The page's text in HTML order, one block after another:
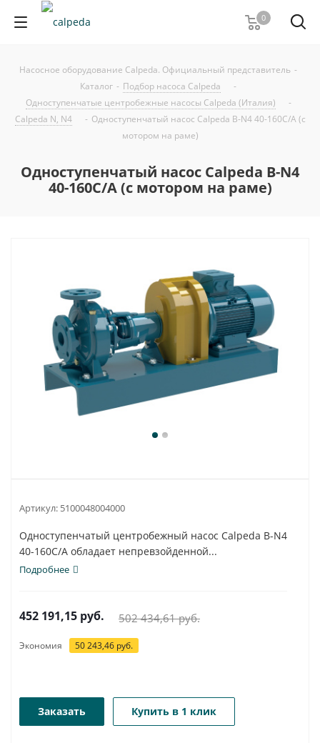
0
Насосное оборудование Calpeda. Официальный представитель -
Каталог - Подбор насоса Calpeda
-
Одноступенчатые центробежные насосы Calpeda (Италия)
-
Calpeda N, N4
- Одноступенчатый насос Calpeda B-N4 40-160C/A (с
мотором на раме)
Одноступенчатый насос Calpeda B-N4
40-160C/A (с мотором на раме)
Артикул: 5100048004000
Одноступенчатый центробежный насос Calpeda B-N4
40-160C/A обладает непревзойденной...
Подробнее
452 191,15 руб. 502 434,61руб.
Экономия 50 243,46 руб.
Заказать Купить в 1 клик